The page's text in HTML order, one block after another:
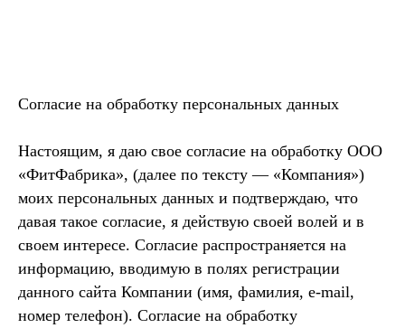
Согласие на обработку персональных данных
Настоящим, я даю свое согласие на обработку ООО
«ФитФабрика», (далее по тексту — «Компания»)
моих персональных данных и подтверждаю, что
давая такое согласие, я действую своей волей и в
своем интересе. Согласие распространяется на
информацию, вводимую в полях регистрации
данного сайта Компании (имя, фамилия, e-mail,
номер телефон). Согласие на обработку